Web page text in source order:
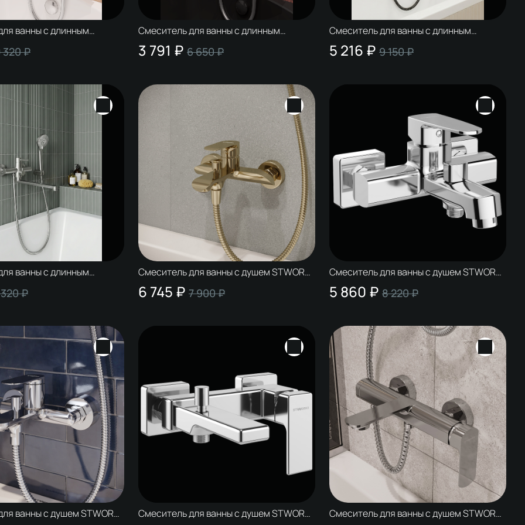
ванны с длинным
Киркенес S45115CR
изливом
320 ₽
Смеситель для ванны с длинным
изливом STWORKI Киркенес S45115S
нержавеющая сталь, сатин, с
3 791 ₽ 6 650 ₽
Смеситель для ванны с длинным
изливом STWORKI Киркенес S45110BK
матовый черный, с поворотным изливом
5 216 ₽ 9 150 ₽
ванны с длинным
Киркенес S45110S
сталь, сатин, с
₽
Смеситель для ванны с душем STWORKI
Копенгаген S42100GM матовое золото,
латунь, современный
6 745 ₽ 7 900 ₽
Смеситель для ванны с душем STWORKI
Купервик S22100CR хром, латунь,
современный
5 860 ₽ 8 220 ₽
ванны с душем STWORKI
Смеситель для ванны с душем STWORKI
Смеситель для ванны с душем STWORKI